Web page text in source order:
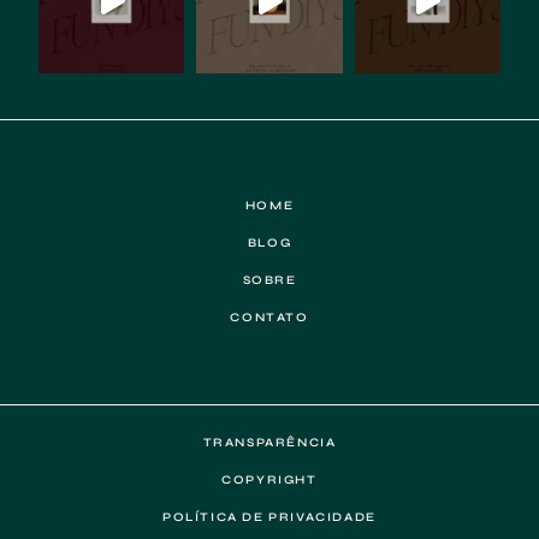
HOME
BLOG
SOBRE
CONTATO
TRANSPARÊNCIA
COPYRIGHT
POLÍTICA DE PRIVACIDADE